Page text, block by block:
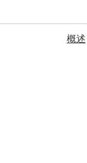
概述